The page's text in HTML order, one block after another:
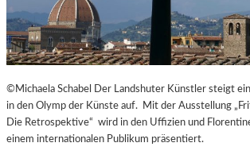
©Michaela Schabel Der Landshuter Künstler steigt ein
in den Olymp der Künste auf. Mit der Ausstellung
Die Retrospektive“ wird in den Uffizien und
einem internationalen Publikum präsentiert.